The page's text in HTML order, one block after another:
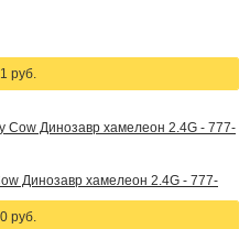
руб.
Динозавр хамелеон 2.4G - 777-
руб.